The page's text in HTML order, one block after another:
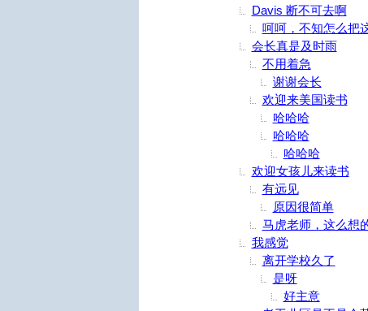
Davis 断不可去啊
呵呵，不知怎么把
会长真是及时雨
不用着急
谢谢会长
欢迎来美国读书
哈哈哈
哈哈哈
哈哈哈
欢迎女孩儿来读书
有远见
原因很简单
马虎老师，这么想
我感觉
离开学校久了
是呀
好主意